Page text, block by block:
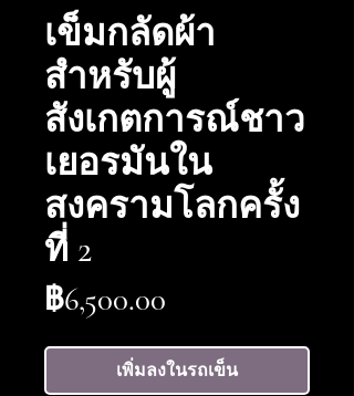
เข็มกลัดผ้า
สำหรับผู้
สังเกตการณ์ชาว
เยอรมันใน
สงครามโลกครั้ง
ที่ 2
฿6,500.00
เพิ่มลงในรถเข็น